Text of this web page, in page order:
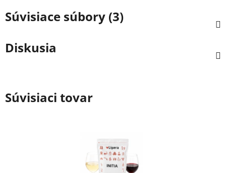
Súvisiace súbory (3)
Diskusia
Súvisiaci tovar